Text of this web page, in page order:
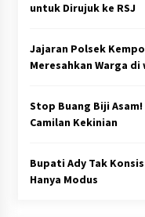
untuk Dirujuk ke RSJ
Jajaran Polsek
Meresahkan Warga di
Stop Buang Biji
Camilan Kekinian
Bupati Ady Tak
Hanya Modus